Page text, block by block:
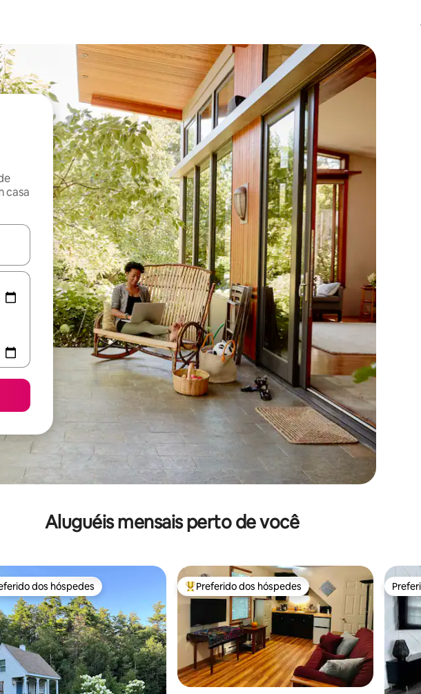
casa
os usando as seta para cima e para baixo do teclado ou tocando e deslizando o dedo
Aluguéis mensais perto de você
os melhores preferidos dos hóspedes
dos hóspedes Entre os melhores preferidos dos hóspedes
Preferido dos hóspedes